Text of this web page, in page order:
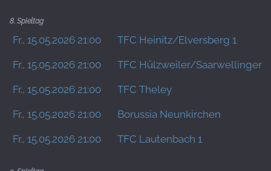
8. Spieltag
Fr., 15.05.2026 21:00 TFC Heinitz/Elversberg 1
Fr., 15.05.2026 21:00 TFC Hülzweiler/Saarwellingen
Fr., 15.05.2026 21:00 TFC Theley
Fr., 15.05.2026 21:00 Borussia Neunkirchen
Fr., 15.05.2026 21:00 TFC Lautenbach 1